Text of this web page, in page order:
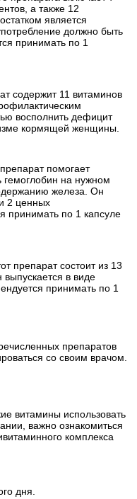
а также 12
является
должно быть
принимать по 1
содержит 11 витаминов
восполнить дефицит
кормящей женщины.
помогает
на нужном
железа. Он
2 ценных
принимать по 1 капсуле
препарат состоит из 13
в виде
принимать по 1
препаратов
со своим врачом.
витамины использовать
важно ознакомиться
комплекса
дня.